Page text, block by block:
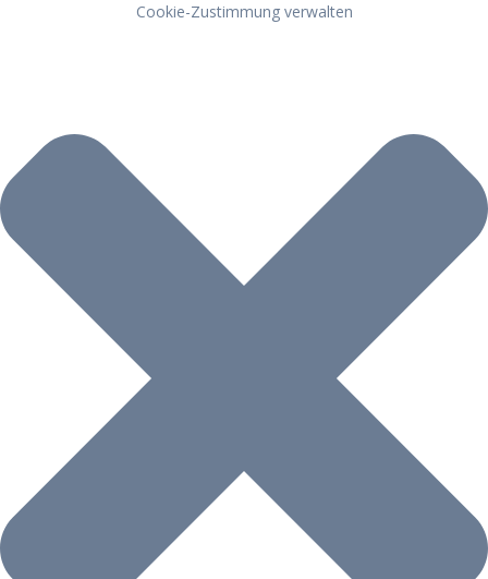
Cookie-Zustimmung verwalten